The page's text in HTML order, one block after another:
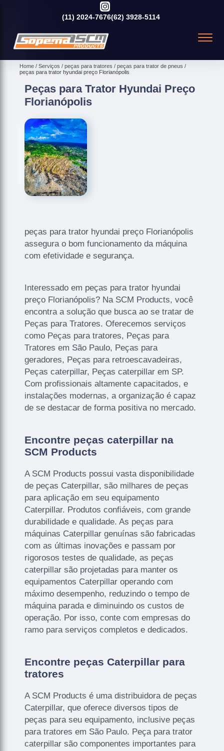
(11) 2024-7676(62) 3928-5114
Home Serviços peças para tratores
peças para trator de pneus
peças para trator hyundai preço Florianópolis
Peças para Trator Hyundai Preço
Florianópolis
peças para trator hyundai preço Florianópolis
assegura o bom funcionamento da máquina
com efetividade e segurança.
Interessado em peças para trator hyundai
preço Florianópolis? Na SCM Products, você
encontra a solução que busca ao se tratar de
Peças para Tratores. Oferecemos serviços
como Peças para tratores, Peças para
Tratores em São Paulo, Peças para
geradores, Peças para retroescavadeiras,
Peças caterpillar, Peças caterpillar em SP.
Com profissionais altamente capacitados, e
instalações modernas, a organização é capaz
de se destacar de forma positiva no mercado.
Encontre peças caterpillar na
SCM Products
A SCM Products possui vasta disponibilidade
de peças Caterpillar, são milhares de peças
para aplicação em seu equipamento
Caterpillar. Produtos confiáveis, com grande
durabilidade e qualidade. As peças para
máquinas Caterpillar genuínas são fabricadas
com as últimas inovações e passam por
rigorosos testes de qualidade, as peças
caterpillar são projetadas para manter os
equipamentos Caterpillar operando com
máximo desempenho, reduzindo o tempo de
máquina parada e diminuindo os custos de
operação. Por isso, conte com empresas do
ramo para serviços completos e dedicados.
Encontre peças Caterpillar para
tratores
A SCM Products é uma distribuidora de peças
Caterpillar, que oferece diversos tipos de
peças para seu equipamento, inclusive peças
para tratores em São Paulo. Peça para trator
caterpillar são componentes importantes para